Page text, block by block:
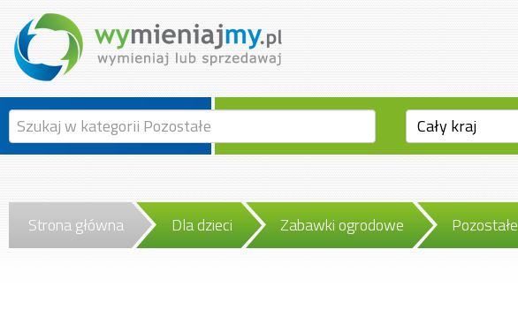
Strona główna Dla dzieci Zabawki ogrodowe Pozostałe